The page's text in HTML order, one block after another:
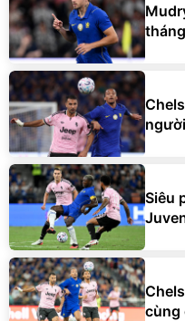
Siêu
cùng